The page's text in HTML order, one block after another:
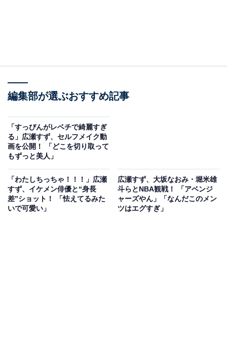
編集部が選ぶおすすめ記事
「すっぴんがレベチで綺麗すぎ
る」広瀬すず、セルフメイク動
画を公開！ 「どこを切り取って
もずっと美人」
「わたしちっちゃ！！！」広瀬
すず、イケメン俳優と“身長
差”ショット！ 「怯えてるみた
いで可愛い」
広瀬すず、大坂なおみ・堀米雄
斗らとNBA観戦！ 「アベンジ
ャーズやん」「なんだこのメン
ツはエグすぎ」